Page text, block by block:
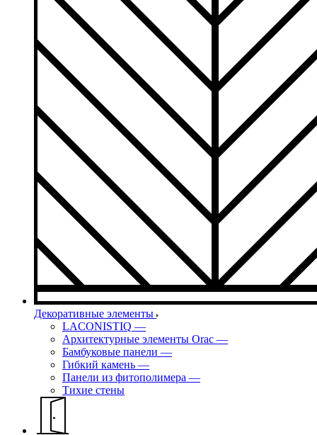
Декоративные элементы
LACONISTIQ —
Архитектурные элементы Orac —
Бамбуковые панели —
Гибкий камень —
Панели из фитополимера —
Тихие стены